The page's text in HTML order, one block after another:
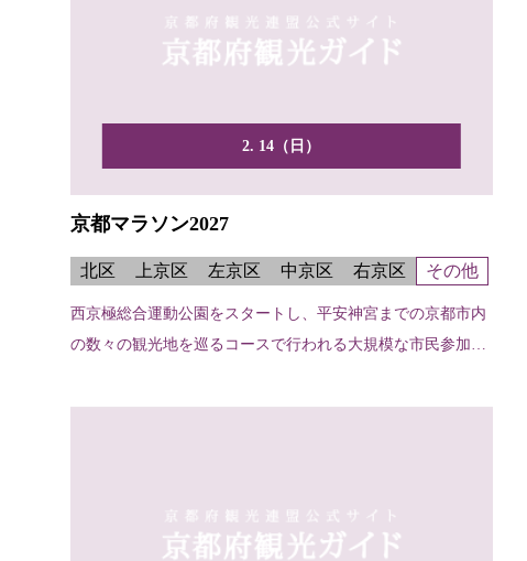
2. 14（日）
京都マラソン2027
北区 上京区 左京区 中京区 右京区 その他
西京極総合運動公園をスタートし、平安神宮までの京都市内
の数々の観光地を巡るコースで行われる大規模な市民参加型